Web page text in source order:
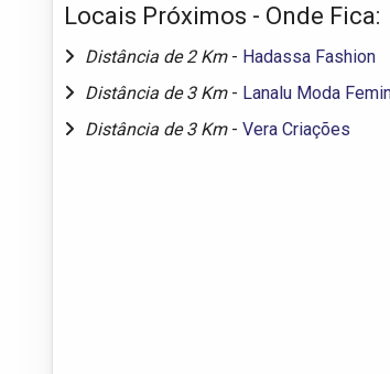
Locais Próximos - Onde Fica:
Distância de 2 Km - Hadassa Fashion
Distância de 3 Km - Lanalu Moda
Distância de 3 Km - Vera Criações